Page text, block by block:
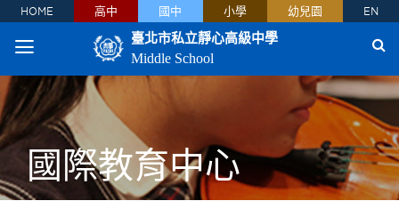
HOME 高中 國中 小學 幼兒園 EN
臺北市私立靜心高級中學
Middle School
國際教育中心